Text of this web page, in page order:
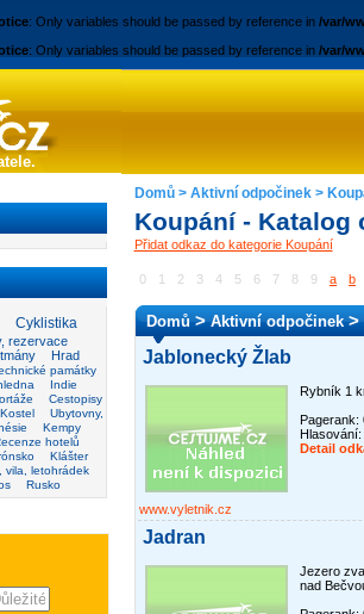
: Only variables should be passed by reference in /var/
: Only variables should be passed by reference in /var/
Cyklistika
rezervace
Hrad
památky
Indie
Cestopisy
Kostel
Ubytovny,
Kempy
hotelů
Klášter
vila, letohrádek
Rusko
Domů> Aktivní odpočinek>
Koupání - Katalog
Přidat odkaz do kategorie Koupání
0 1 2 3 4 5 6 7 8 9 a b
Domů>Aktivní odpočinek>
Jablonecký Žlab
Rybník 1
Pagerank:
Hlasování:
Detail
www.vyletnik.cz
Jadran
Jezero
nad